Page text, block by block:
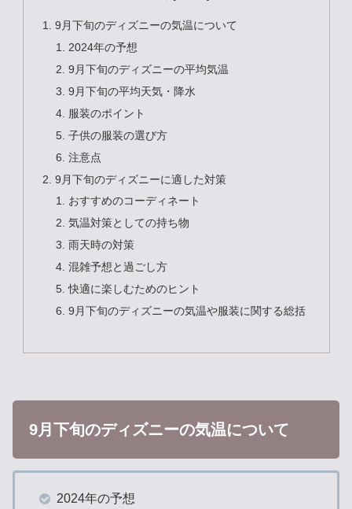
9月下旬のディズニーの気温について
2024年の予想
9月下旬のディズニーの平均気温
9月下旬の平均天気・降水
服装のポイント
子供の服装の選び方
注意点
9月下旬のディズニーに適した対策
おすすめのコーディネート
気温対策としての持ち物
雨天時の対策
混雑予想と過ごし方
快適に楽しむためのヒント
9月下旬のディズニーの気温や服装に関する総括
9月下旬のディズニーの気温について
2024年の予想